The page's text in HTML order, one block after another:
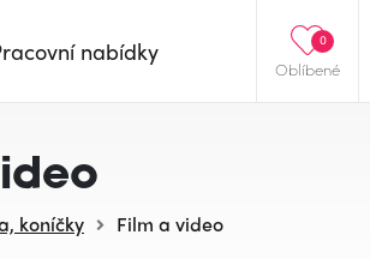
Oblíbené
0
nabídky
koníčky Film a video